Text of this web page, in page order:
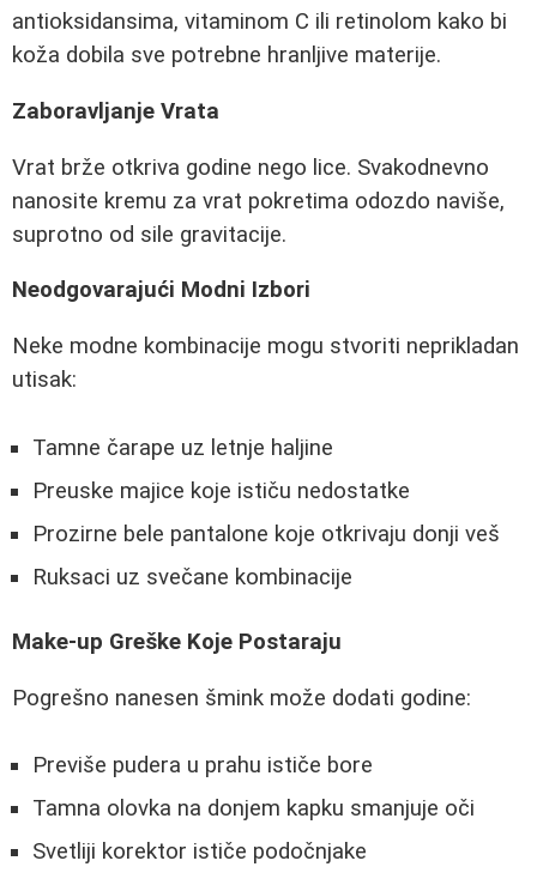
antioksidansima, vitaminom C ili retinolom kako bi
koža dobila sve potrebne hranljive materije.
Zaboravljanje Vrata
Vrat brže otkriva godine nego lice. Svakodnevno
nanosite kremu za vrat pokretima odozdo naviše,
suprotno od sile gravitacije.
Neodgovarajući Modni Izbori
Neke modne kombinacije mogu stvoriti neprikladan
utisak:
Tamne čarape uz letnje haljine
Preuske majice koje ističu nedostatke
Prozirne bele pantalone koje otkrivaju donji veš
Ruksaci uz svečane kombinacije
Make-up Greške Koje Postaraju
Pogrešno nanesen šmink može dodati godine:
Previše pudera u prahu ističe bore
Tamna olovka na donjem kapku smanjuje oči
Svetliji korektor ističe podočnjake